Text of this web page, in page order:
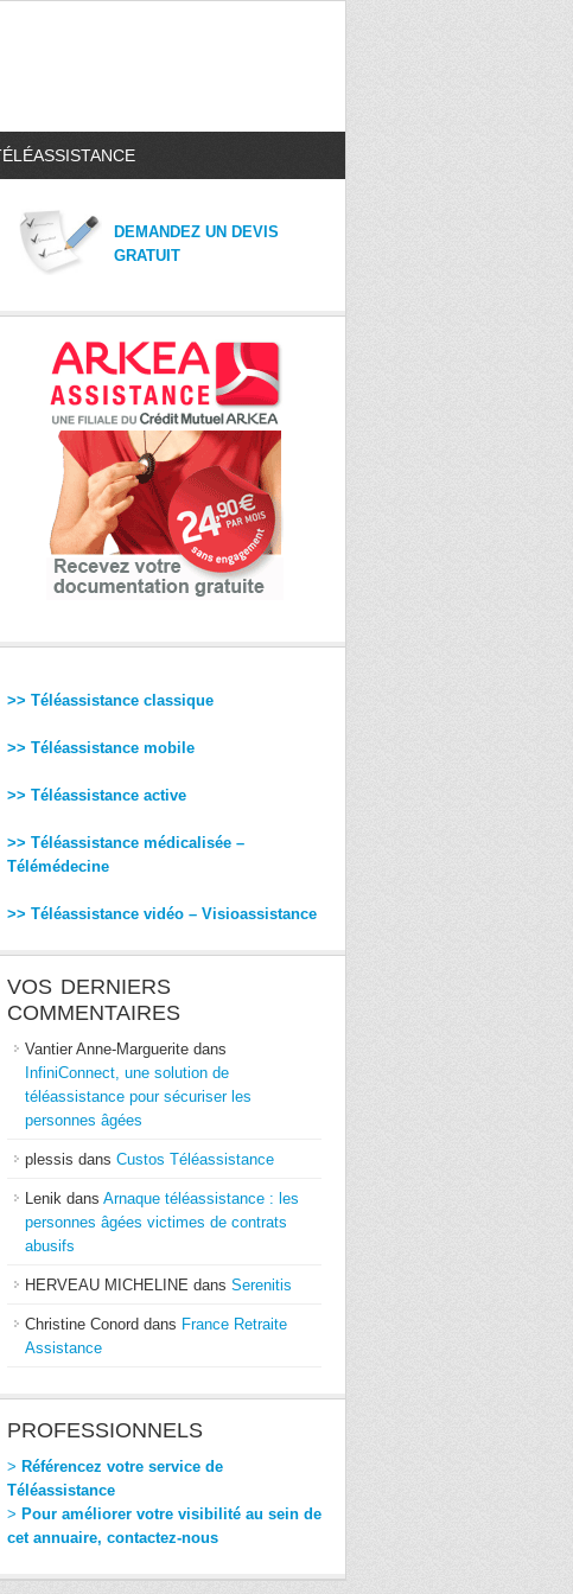
DEMANDEZ UN DEVIS
GRATUIT
>> Téléassistance classique
>> Téléassistance mobile
>> Téléassistance active
>> Téléassistance médicalisée –
Télémédecine
>> Téléassistance vidéo – Visioassistance
VOS DERNIERS
COMMENTAIRES
Vantier Anne-Marguerite dans
InfiniConnect, une solution de
téléassistance pour sécuriser les
personnes âgées
plessis dans Custos Téléassistance
Lenik dans Arnaque téléassistance : les
personnes âgées victimes de contrats
abusifs
HERVEAU MICHELINE dans Serenitis
Christine Conord dans France Retraite
Assistance
PROFESSIONNELS
> Référencez votre service de
Téléassistance
> Pour améliorer votre visibilité au sein de
cet annuaire, contactez-nous